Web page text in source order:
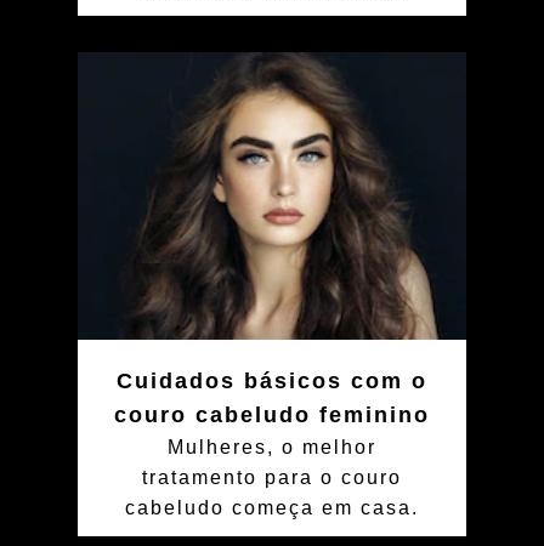
Cuidados básicos com o
couro cabeludo feminino
Mulheres, o melhor
tratamento para o couro
cabeludo começa em casa.